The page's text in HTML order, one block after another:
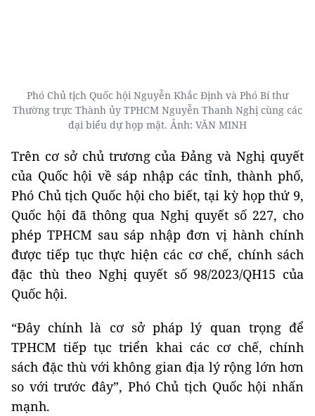
Phó Chủ tịch Quốc hội Nguyễn Khắc Định và Phó Bí thư
Thường trực Thành ủy TPHCM Nguyễn Thanh Nghị cùng các
đại biểu dự họp mặt. Ảnh: VĂN MINH
Trên cơ sở chủ trương của Đảng và Nghị quyết
của Quốc hội về sáp nhập các tỉnh, thành phố,
Phó Chủ tịch Quốc hội cho biết, tại kỳ họp thứ 9,
Quốc hội đã thông qua Nghị quyết số 227, cho
phép TPHCM sau sáp nhập đơn vị hành chính
được tiếp tục thực hiện các cơ chế, chính sách
đặc thù theo Nghị quyết số 98/2023/QH15 của
Quốc hội.
“Đây chính là cơ sở pháp lý quan trọng để
TPHCM tiếp tục triển khai các cơ chế, chính
sách đặc thù với không gian địa lý rộng lớn hơn
so với trước đây”, Phó Chủ tịch Quốc hội nhấn
mạnh.